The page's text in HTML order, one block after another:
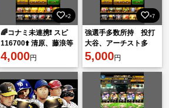
×2
🌈コナミ未連携❗️ スピ
116700⬆️ 清原、藤浪等
所持❗️
4,000円
×7
強選手多数所持 投打
大谷、アーチスト多
数 引退アカウント
5,000円